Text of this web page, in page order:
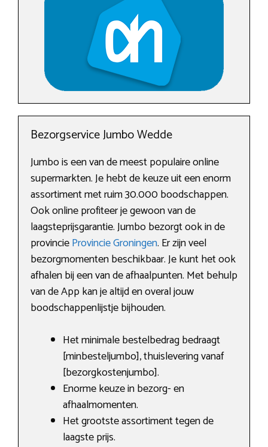
Bezorgservice Jumbo Wedde
Jumbo is een van de meest populaire online
supermarkten. Je hebt de keuze uit een enorm
assortiment met ruim 30.000 boodschappen.
Ook online profiteer je gewoon van de
laagsteprijsgarantie. Jumbo bezorgt ook in de
provincieProvincie Groningen. Er zijn veel
bezorgmomenten beschikbaar. Je kunt het ook
afhalen bij een van de afhaalpunten. Met behulp
van de App kan je altijd en overal jouw
boodschappenlijstje bijhouden.
Het minimale bestelbedrag bedraagt
[minbesteljumbo], thuislevering vanaf
[bezorgkostenjumbo].
Enorme keuze in bezorg- en
afhaalmomenten.
Het grootste assortiment tegen de
laagste prijs.